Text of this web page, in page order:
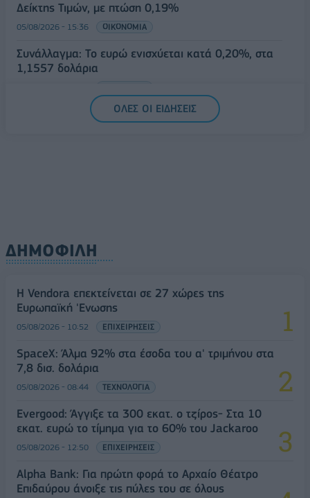
Δείκτης Τιμών, με πτώση 0,19%
05/08/2026 - 15:36 ΟΙΚΟΝΟΜΙΑ
Συνάλλαγμα: Το ευρώ ενισχύεται κατά 0,20%, στα
1,1557 δολάρια
ΟΛΕΣ ΟΙ ΕΙΔΗΣΕΙΣ
ΔΗΜΟΦΙΛΗ
Η Vendora επεκτείνεται σε 27 χώρες της
Ευρωπαϊκή 'Ενωσης
05/08/2026 - 10:52 ΕΠΙΧΕΙΡΗΣΕΙΣ
SpaceX: Άλμα 92% στα έσοδα του α' τριμήνου στα
7,8 δισ. δολάρια
05/08/2026 - 08:44 ΤΕΧΝΟΛΟΓΙΑ
Evergood: Άγγιξε τα 300 εκατ. ο τζίρος- Στα 10
εκατ. ευρώ το τίμημα για το 60% του Jackaroo
05/08/2026 - 12:50 ΕΠΙΧΕΙΡΗΣΕΙΣ
Alpha Bank: Για πρώτη φορά το Αρχαίο Θέατρο
Επιδαύρου άνοιξε τις πύλες του σε όλους